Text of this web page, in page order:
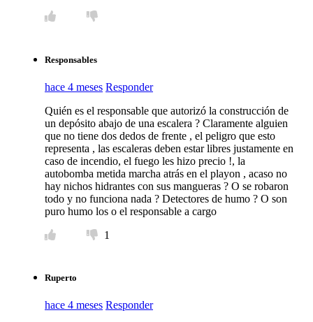
Responsables
hace 4 meses Responder
Quién es el responsable que autorizó la construcción de
un depósito abajo de una escalera ? Claramente alguien
que no tiene dos dedos de frente , el peligro que esto
representa , las escaleras deben estar libres justamente en
caso de incendio, el fuego les hizo precio !, la
autobomba metida marcha atrás en el playon , acaso no
hay nichos hidrantes con sus mangueras ? O se robaron
todo y no funciona nada ? Detectores de humo ? O son
puro humo los o el responsable a cargo
1
Ruperto
hace 4 meses Responder